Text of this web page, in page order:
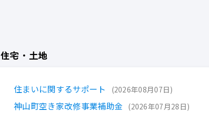
住宅・土地
住まいに関するサポート 2026年08月07日
神山町空き家改修事業補助金 2026年07月28日